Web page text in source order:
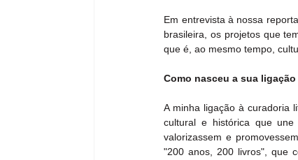
Em entrevista à nossa
brasileira, os projetos que
que é, ao mesmo tempo,
Como nasceu a sua
A minha ligação à curadoria
cultural e histórica que
valorizassem e
"200 anos, 200 livros", que